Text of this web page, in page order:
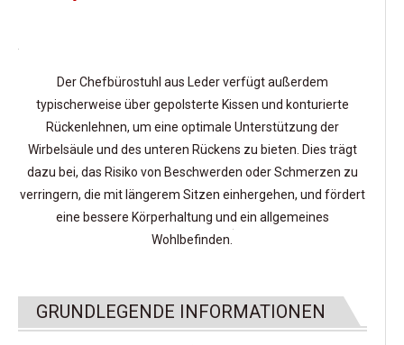
Der Chefbürostuhl aus Leder verfügt außerdem
typischerweise über gepolsterte Kissen und konturierte
Rückenlehnen, um eine optimale Unterstützung der
Wirbelsäule und des unteren Rückens zu bieten. Dies trägt
dazu bei, das Risiko von Beschwerden oder Schmerzen zu
verringern, die mit längerem Sitzen einhergehen, und fördert
eine bessere Körperhaltung und ein allgemeines
Wohlbefinden.
GRUNDLEGENDE INFORMATIONEN